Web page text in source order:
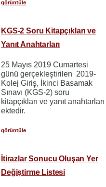
görüntüle
KGS-2 Soru Kitapçıkları ve
Yanıt Anahtarları
25 Mayıs 2019 Cumartesi
günü gerçekleştirilen 2019-
Kolej Giriş, İkinci Basamak
Sınavı (KGS-2) soru
kitapçıkları ve yanıt anahtarları
ektedir.
görüntüle
İtirazlar Sonucu Oluşan Yer
Değiştirme Listesi